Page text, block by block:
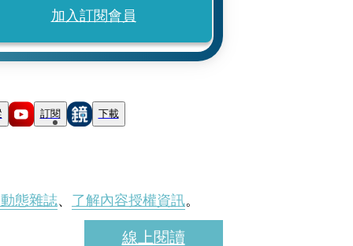
加入訂閱會員
訂閱 下載
態雜誌、 了解內容授權資訊。
線上閱讀